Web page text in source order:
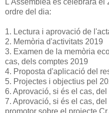
L'Assemblea es celebrarà el
ordre del dia:
1. Lectura i aprovació de
2. Memòria d'activitats 2019
3. Examen de la memòria
cas, dels comptes 2019
4. Proposta d'aplicació del
5. Projectes i objectius pel
6. Aprovació, si és el cas,
7. Aprovació, si és el cas,